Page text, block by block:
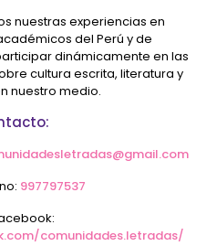
nuestras experiencias en
del Perú y de
dinámicamente en las
cultura escrita, literatura y
nuestro medio.
997797537
comunidades.letradas/